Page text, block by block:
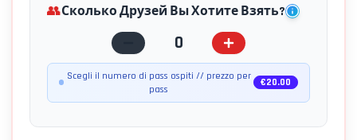
👥Сколько Друзей Вы Хотите Взять?
0
Scegli il numero di pass ospiti // prezzo per
pass
€20.00